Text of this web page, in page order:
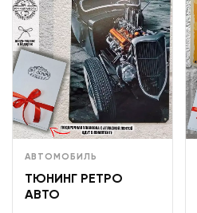
АВТОМОБИЛЬ
ТЮНИНГ РЕТРО
АВТО